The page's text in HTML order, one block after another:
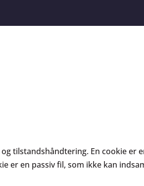
tilstandshåndtering. En cookie er
er en passiv fil, som ikke kan